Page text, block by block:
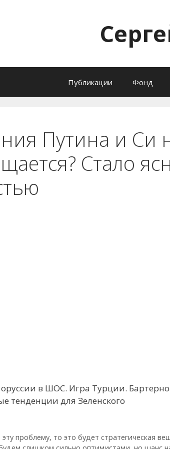
Публикации Фонд
Путина и
Стало
в ШОС. Игра Турции.
тенденции для Зеленского
проблему, то это будет стратегическая